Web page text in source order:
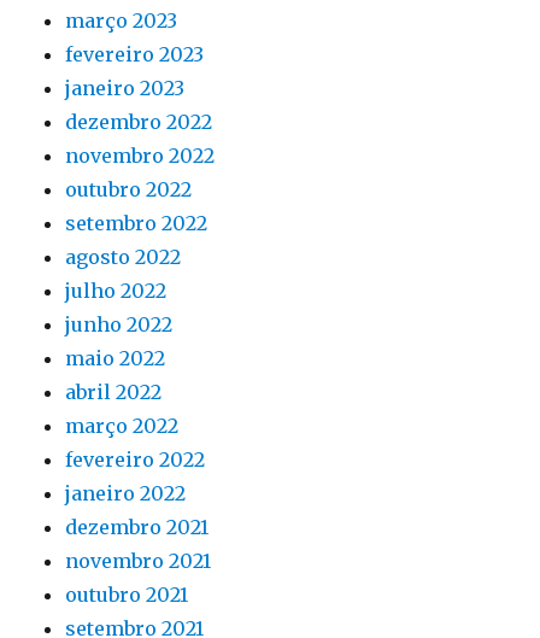
março 2023
fevereiro 2023
janeiro 2023
dezembro 2022
novembro 2022
outubro 2022
setembro 2022
agosto 2022
julho 2022
junho 2022
maio 2022
abril 2022
março 2022
fevereiro 2022
janeiro 2022
dezembro 2021
novembro 2021
outubro 2021
setembro 2021